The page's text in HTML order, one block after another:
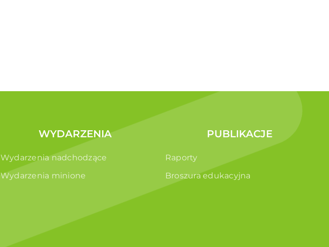
WYDARZENIA
Wydarzenia nadchodzące
Wydarzenia minione
PUBLIKACJE
Raporty
Broszura edukacyjna